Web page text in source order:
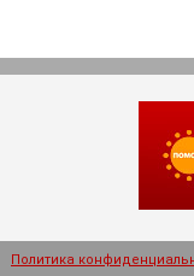
Политика